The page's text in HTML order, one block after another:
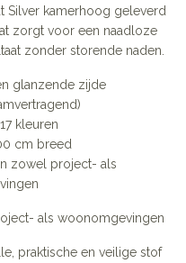
Silver kamerhoog geleverd
zorgt voor een naadloze
zonder storende naden.
glanzende zijde
kleuren
cm breed
zowel project- als
als woonomgevingen
praktische en veilige stof